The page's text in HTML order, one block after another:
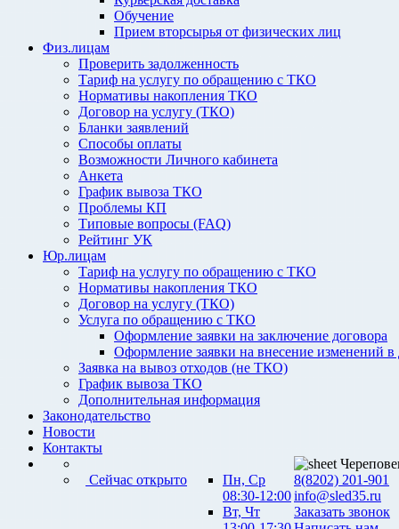
Обучение
Прием вторсырья от физических лиц
Физ.лицам
Проверить задолженность
Тариф на услугу по обращению с ТКО
Нормативы накопления ТКО
Договор на услугу (ТКО)
Бланки заявлений
Способы оплаты
Возможности Личного кабинета
Анкета
График вывоза ТКО
Проблемы КП
Типовые вопросы (FAQ)
Рейтинг УК
Юр.лицам
Тариф на услугу по обращению с ТКО
Нормативы накопления ТКО
Договор на услугу (ТКО)
Услуга по обращению с ТКО
Оформление заявки на заключение договора
Оформление заявки на внесение изменений в
Заявка на вывоз отходов (не ТКО)
График вывоза ТКО
Дополнительная информация
Законодательство
Новости
Контакты
Сейчас открыто
Пн, Ср
08:30-12:00
Вт, Чт
8(8202) 201-901
info@sled35.ru
Заказать звонок